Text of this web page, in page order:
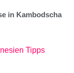
in Kambodscha